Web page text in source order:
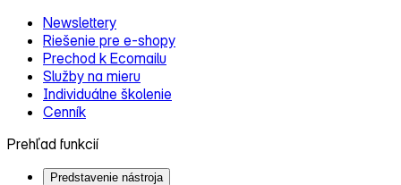
Newslettery
Riešenie pre e‑shopy
Prechod k Ecomailu
Služby na mieru
Individuálne školenie
Cenník
Prehľad funkcií
Predstavenie nástroja